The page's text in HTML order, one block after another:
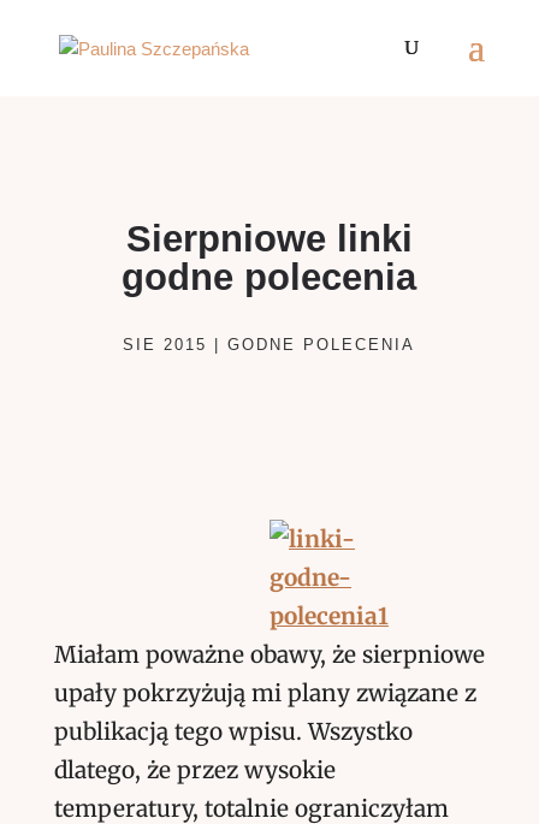
Sierpniowe linki
godne polecenia
SIE 2015 |GODNE POLECENIA
Miałam poważne obawy, że sierpniowe
upały pokrzyżują mi plany związane z
publikacją tego wpisu. Wszystko
dlatego, że przez wysokie
temperatury, totalnie ograniczyłam